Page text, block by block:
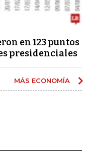
en 123 puntos
presidenciales
MÁS ECONOMÍA